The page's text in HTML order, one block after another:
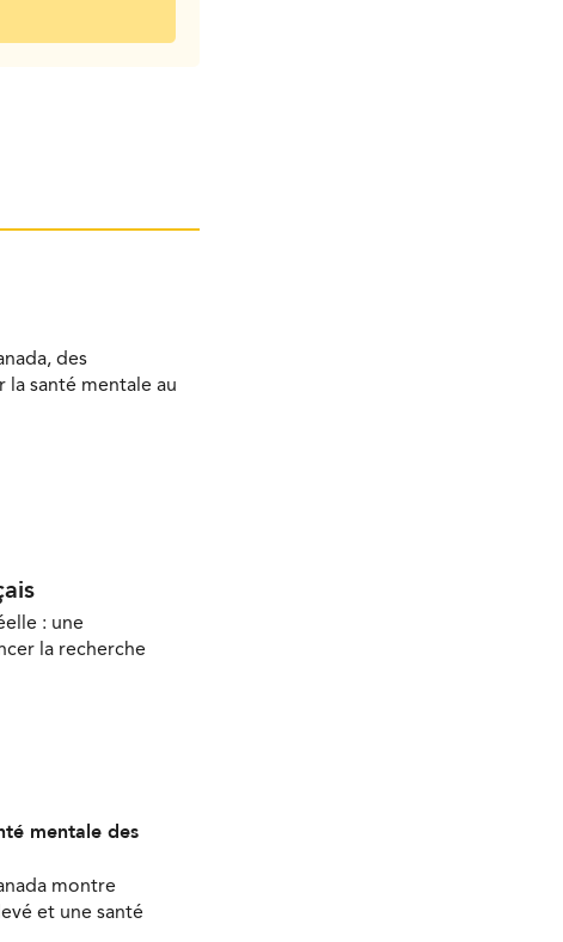
des
la santé mentale au
: une
la recherche
mentale des
montre
et une santé